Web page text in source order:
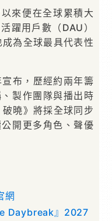
來便在全球累積大
躍用戶數（DAU）
為全球最具代表性
布，歷經約兩年籌
製作團隊與播出時
破曉》將採全球同步
開更多角色、聲優
網
Daybreak』2027